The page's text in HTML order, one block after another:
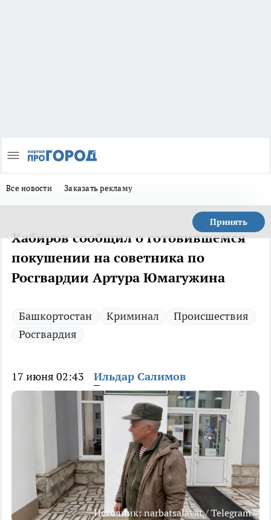
Все новости Заказать рекламу
Принять
Хабиров сообщил о готовившемся
покушении на советника по
Росгвардии Артура Юмагужина
Башкортостан Криминал
Происшествия
Росгвардия
17 июня 02:43 Ильдар Салимов
Источник: narbatsalavat / Telegram